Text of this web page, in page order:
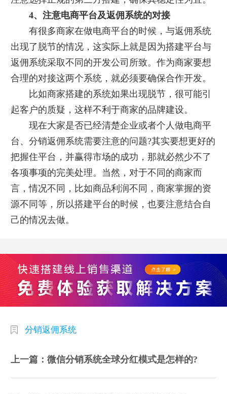
4、注意电商平台及返佣系统的对接
有很多商家在做电商平台的时候，与返佣系统
出现了脱节的情况，这实际上就是因为搭建平台与
返佣系统采取不同的开发公司所致。作为商家要想
合理的对接这两个系统，就必须要确保合作开发。
比如商家搭建的系统如果出现脱节，很可能引
起客户的质疑，这样不利于商家的品牌建设。
现在大家是否已经清楚企业或者个人做电商平
台、分销返佣系统需要注意的问题?其实要想更好的
把握住平台，并赢得市场的成功，那就必然少不了
各项事项的完美处理。当然，对于不同的商家而
言，情况不同，比如商品利润不同，商家掌握的资
源不同等，所以搭建平台的时候，也要注意结合自
己的情况去做。
分销返佣系统
上一篇：微信分销系统全球分红模式是怎样的?